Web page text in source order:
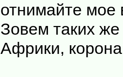
отнимайте мое
Зовем таких
Африки,